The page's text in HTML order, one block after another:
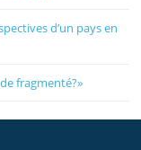
d’un pays en
fragmenté?»